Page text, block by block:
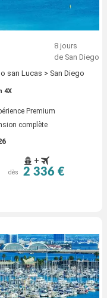
8 jours
de San Diego
san Lucas > San Diego
4X
Premium
complète
+
dès 2 336 €